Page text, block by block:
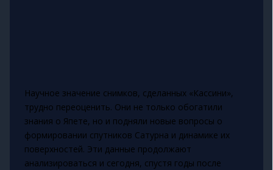
Научное значение снимков, сделанных «Кассини»,
трудно переоценить. Они не только обогатили
знания о Япете, но и подняли новые вопросы о
формировании спутников Сатурна и динамике их
поверхностей. Эти данные продолжают
анализироваться и сегодня, спустя годы после